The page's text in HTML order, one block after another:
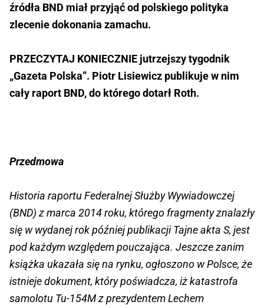
źródła BND miał przyjąć od polskiego polityka
zlecenie dokonania zamachu.
PRZECZYTAJ KONIECZNIE jutrzejszy tygodnik
„Gazeta Polska”. Piotr Lisiewicz publikuje w nim
cały raport BND, do którego dotarł Roth.
Przedmowa
Historia raportu Federalnej Służby Wywiadowczej
(BND) z marca 2014 roku, którego fragmenty znalazły
się w wydanej rok później publikacji Tajne akta S, jest
pod każdym względem pouczająca. Jeszcze zanim
książka ukazała się na rynku, ogłoszono w Polsce, że
istnieje dokument, który poświadcza, iż katastrofa
samolotu ­Tu-154M z prezydentem Lechem